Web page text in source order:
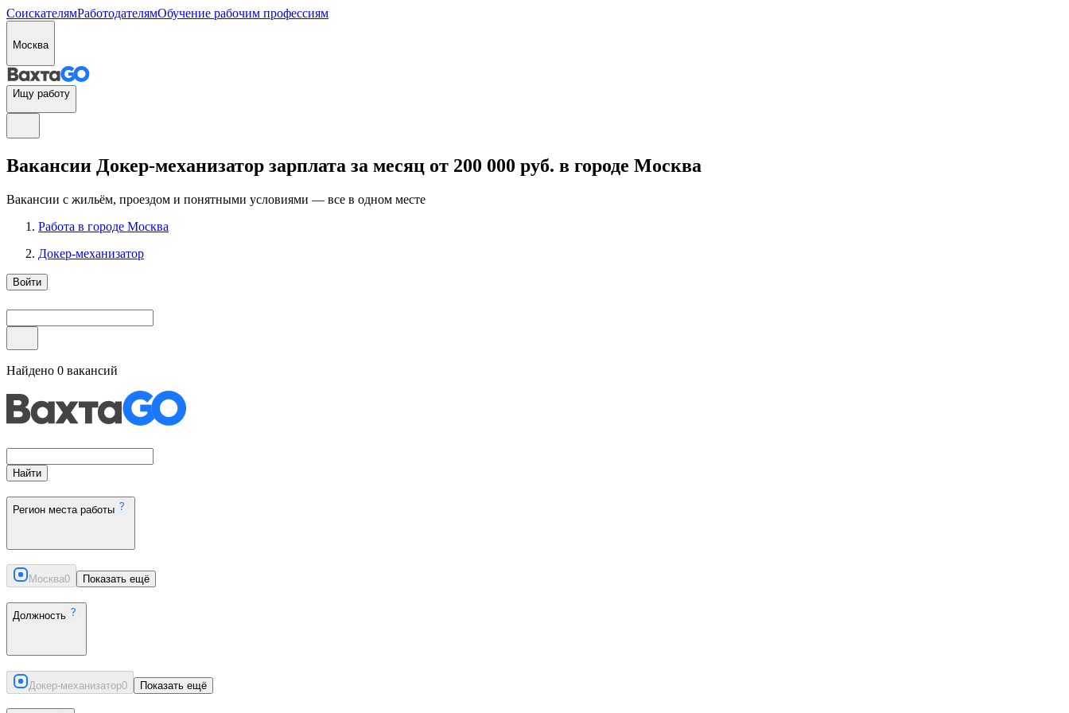
СоискателямРаботодателямОбучение рабочим профессиям
Москва
Ищу работу
Вакансии Докер-механизатор зарплата за месяц от 200 000 руб. в городе Москва
Вакансии с жильём, проездом и понятными условиями — все в одном месте
Работа в городе Москва
Докер-механизатор
Войти
Найдено 0 вакансий
Найти
Регион места работы
Москва0 Показать ещё
Должность
Докер-механизатор0 Показать ещё